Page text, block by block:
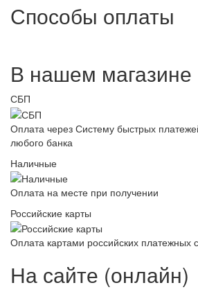
Способы оплаты
В нашем
СБП
Оплата через Систему быстрых
любого банка
Наличные
Оплата на месте при получении
Российские карты
Оплата картами российских платежных
На сайте (онлайн)